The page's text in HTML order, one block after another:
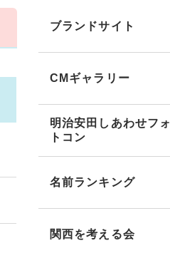
ブランドサイト
CMギャラリー
明治安田しあわせフォ
トコン
名前ランキング
関西を考える会